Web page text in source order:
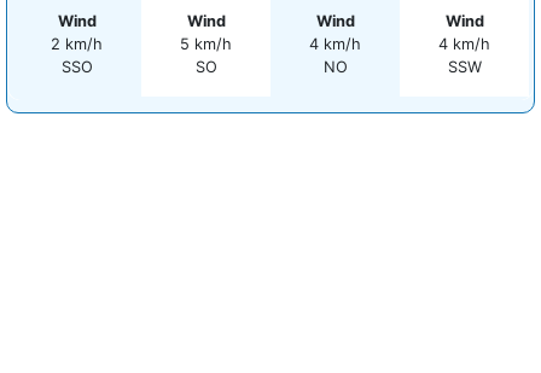
Wind
2 km/h
SSO
Wind
5 km/h
SO
Wind
4 km/h
NO
Wind
4 km/h
SSW